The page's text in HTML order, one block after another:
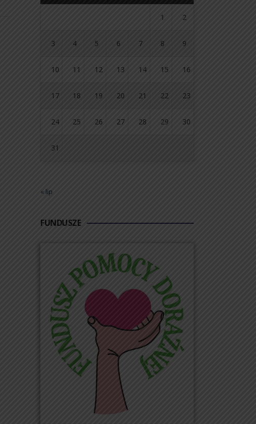
1 2
3 4 5 6 7 8 9
10 11 12 13 14 15 16
17 18 19 20 21 22 23
24 25 26 27 28 29 30
31
« lip
FUNDUSZE